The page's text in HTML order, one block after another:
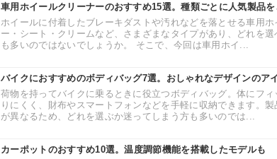
車用ホイールクリーナーのおすすめ15選。種類ごとに人気製品
ホイールに付着したブレーキダストや汚れなどを落とせる車用
ー・シート・クリームなど、さまざまなタイプがあり、どれを
も多いのではないでしょうか。 そこで、今回は車用ホイ...
バイクにおすすめのボディバッグ7選。おしゃれなデザインのア
荷物を持ってバイクに乗るときに役立つボディバッグ。体にフ
りにくく、財布やスマートフォンなどを手軽に収納できます。
が異なるため、どれを選ぶか迷ってしまう方も多いのでは...
カーポットのおすすめ10選。温度調節機能を搭載したモデルも